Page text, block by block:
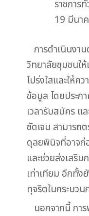
ราชการ
19 มีนา
การดำเนินงา
วิทยาลัยชุมชนใ
โปร่งใสและให้ค
ข้อมูล โดยประก
เวลารับสมัคร แ
ชัดเจน สามารถ
ดุลยพินิจที่อาจก่
และช่วยส่งเสริม
เท่าเทียม อีกทั้ง
ทุจริตในกระบวน
นอกจากนี้ กา